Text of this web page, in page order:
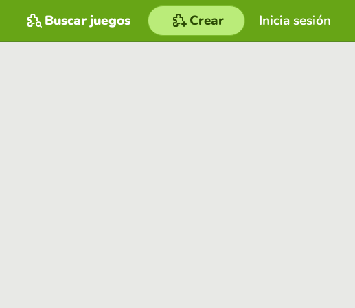
Inicia sesión
Buscar juegos Crear